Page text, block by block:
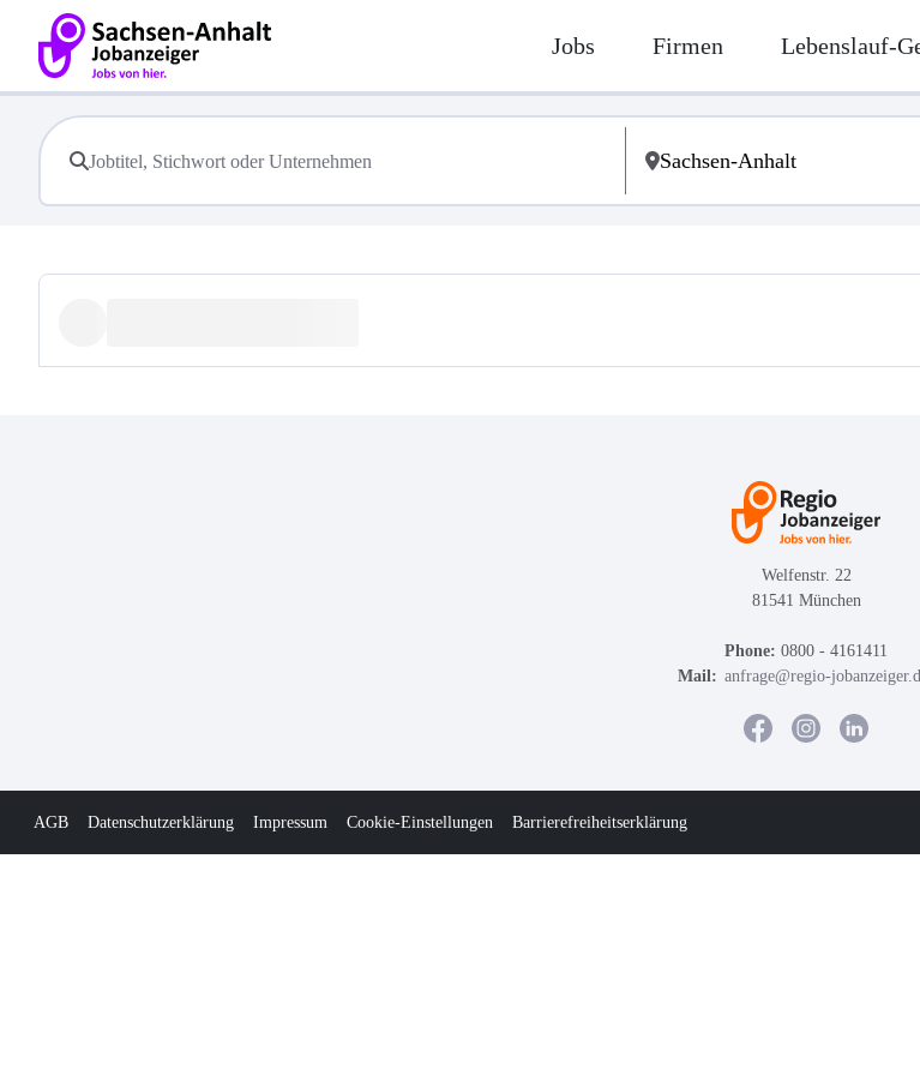
Jobs Firmen Lebenslauf-
Welfenstr. 22
81541 München
Phone: 0800 - 4161411
Mail: anfrage@regio-
AGB Datenschutzerklärung Impressum Cookie-Einstellungen Barrierefreiheitserklärung